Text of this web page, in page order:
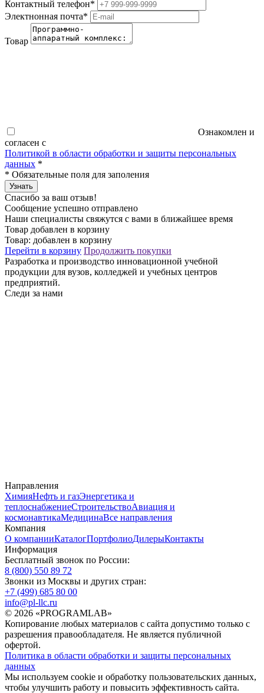
Контактный телефон*
Электнонная почта*
Товар
Ознакомлен и
согласен с
Политикой в области обработки и защиты персональных
данных *
* Обязательные поля для заполения
Узнать
Спасибо за ваш отзыв!
Сообщение успешно отправлено
Наши специалисты свяжутся с вами в ближайшее время
Товар добавлен в корзину
Товар: добавлен в корзину
Перейти в корзину Продолжить покупки
Разработка и производство инновационной учебной
продукции для вузов, колледжей и учебных центров
предприятий.
Следи за нами
Направления
ХимияНефть и газЭнергетика и
теплоснабжениеСтроительствоАвиация и
космонавтикаМедицинаВсе направления
Компания
О компанииКаталогПортфолиоДилерыКонтакты
Информация
Бесплатный звонок по России:
8 (800) 550 89 72
Звонки из Москвы и других стран:
+7 (499) 685 80 00
info@pl-llc.ru
© 2026 «PROGRAMLAB»
Копирование любых материалов с сайта допустимо только с
разрешения правообладателя. Не является публичной
офертой.
Политика в области обработки и защиты персональных
данных
Мы используем cookie и обработку пользовательских данных,
чтобы улучшить работу и повысить эффективность сайта.